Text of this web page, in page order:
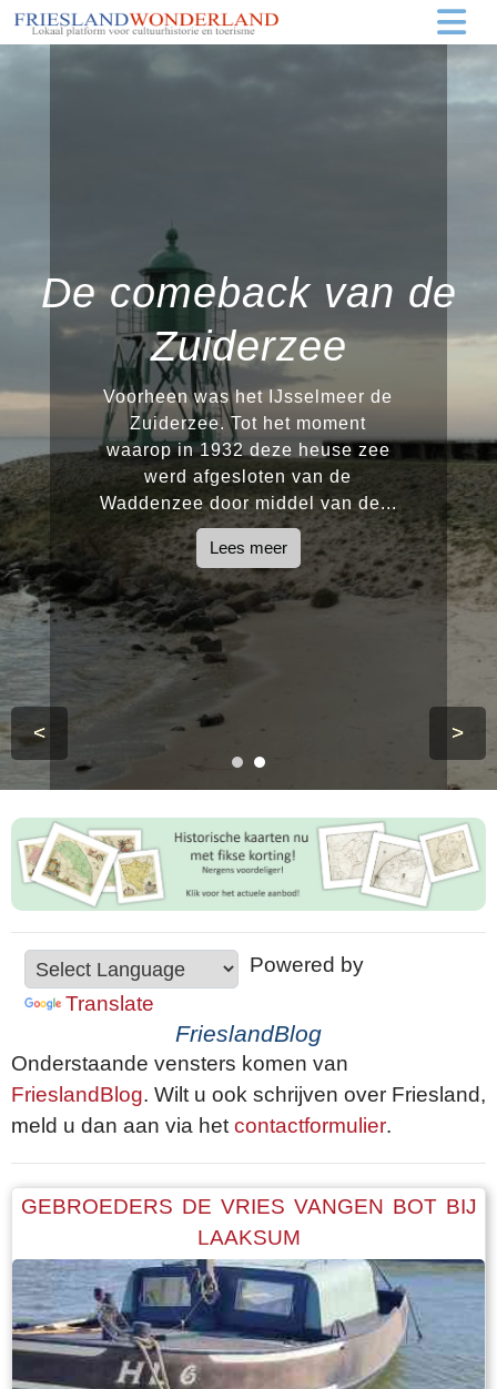
De comeback van de
Zuiderzee
Voorheen was het IJsselmeer de
Zuiderzee. Tot het moment
waarop in 1932 deze heuse zee
werd afgesloten van de
Waddenzee door middel van de...
Lees meer
< >
Powered by
Translate
FrieslandBlog
Onderstaande vensters komen van
FrieslandBlog. Wilt u ook schrijven over Friesland,
meld u dan aan via het contactformulier.
GEBROEDERS DE VRIES VANGEN BOT BIJ
LAAKSUM